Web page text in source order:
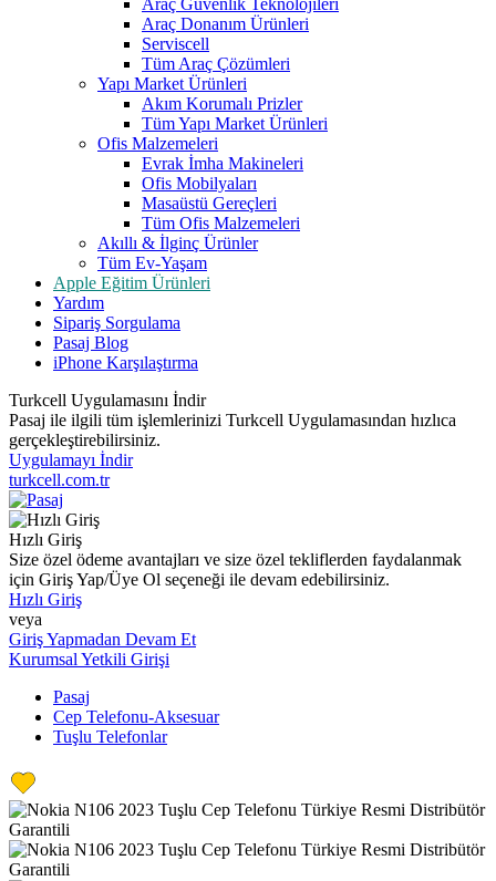
Araç Güvenlik Teknolojileri
Araç Donanım Ürünleri
Serviscell
Tüm Araç Çözümleri
Yapı Market Ürünleri
Akım Korumalı Prizler
Tüm Yapı Market Ürünleri
Ofis Malzemeleri
Evrak İmha Makineleri
Ofis Mobilyaları
Masaüstü Gereçleri
Tüm Ofis Malzemeleri
Akıllı & İlginç Ürünler
Tüm Ev-Yaşam
Apple Eğitim Ürünleri
Yardım
Sipariş Sorgulama
Pasaj Blog
iPhone Karşılaştırma
Turkcell Uygulamasını İndir
Pasaj ile ilgili tüm işlemlerinizi Turkcell Uygulamasından hızlıca
gerçekleştirebilirsiniz.
Uygulamayı İndir
turkcell.com.tr
Hızlı Giriş
Size özel ödeme avantajları ve size özel tekliflerden faydalanmak
için Giriş Yap/Üye Ol seçeneği ile devam edebilirsiniz.
Hızlı Giriş
veya
Giriş Yapmadan Devam Et
Kurumsal Yetkili Girişi
Pasaj
Cep Telefonu-Aksesuar
Tuşlu Telefonlar